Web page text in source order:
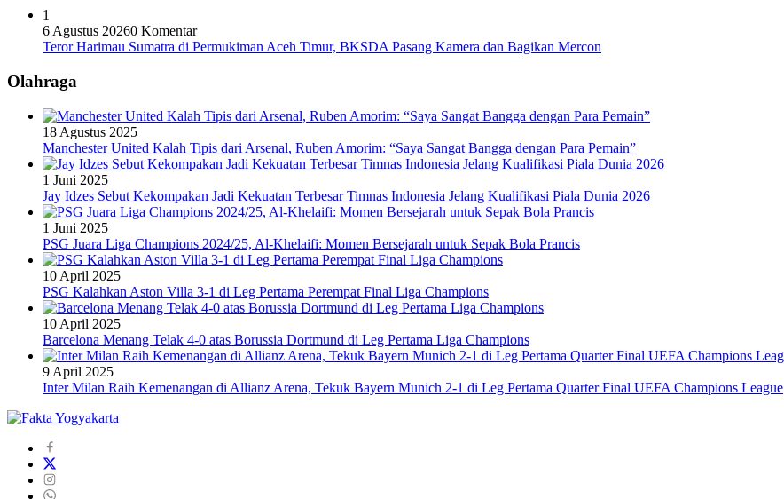
1
6 Agustus 20260 Komentar
Teror Harimau Sumatra di Permukiman Aceh Timur, BKSDA Pasang Kamera dan Bagikan Mercon
Olahraga
18 Agustus 2025
Manchester United Kalah Tipis dari Arsenal, Ruben Amorim: “Saya Sangat Bangga dengan Para Pemain”
1 Juni 2025
Jay Idzes Sebut Kekompakan Jadi Kekuatan Terbesar Timnas Indonesia Jelang Kualifikasi Piala Dunia 2026
1 Juni 2025
PSG Juara Liga Champions 2024/25, Al-Khelaifi: Momen Bersejarah untuk Sepak Bola Prancis
10 April 2025
PSG Kalahkan Aston Villa 3-1 di Leg Pertama Perempat Final Liga Champions
10 April 2025
Barcelona Menang Telak 4-0 atas Borussia Dortmund di Leg Pertama Liga Champions
9 April 2025
Inter Milan Raih Kemenangan di Allianz Arena, Tekuk Bayern Munich 2-1 di Leg Pertama Quarter Final UEFA Champions League